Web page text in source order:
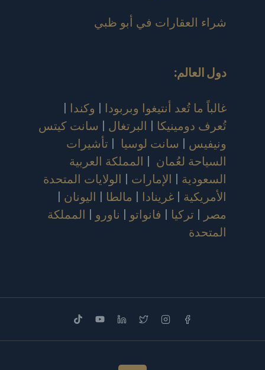
شراء العقارات في أبو ظبي
دول العالم:
غالباً ما تُعد أنتيغوا وبربودا | وكندا |
تُعرف دومينيكا | البرتغال | سانت كيتس
ونيفيس | سانت لوسيا | تأشيرات
السياحة لعُمان | المملكة العربية
السعودية | الإمارات | الولايات المتحدة
الأمريكية | غرينادا | مالطا | اليونان |
مصر | تركيا | فانواتو | ناورو | المملكة
المتحدة